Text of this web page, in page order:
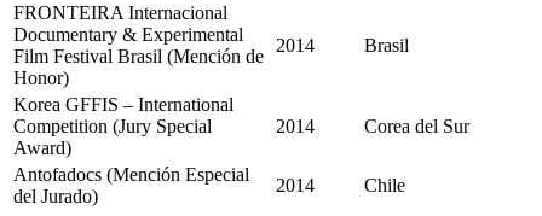
FRONTEIRA Internacional
Documentary & Experimental
Film Festival Brasil (Mención de
Honor)
2014 Brasil
Korea GFFIS – International
Competition (Jury Special
Award)
2014 Corea del Sur
Antofadocs (Mención Especial
del Jurado)
2014
Chile